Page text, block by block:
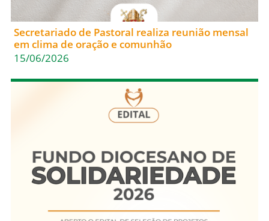
Secretariado de Pastoral realiza reunião mensal
em clima de oração e comunhão
15/06/2026